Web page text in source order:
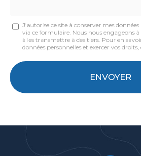
Message
J'autorise ce site à conserver mes
via ce formulaire. Nous nous engageons
à les transmettre à des tiers. Pour en
données personnelles et exercer vos droits,
Acceptation
RGPD
*
ENVOYER